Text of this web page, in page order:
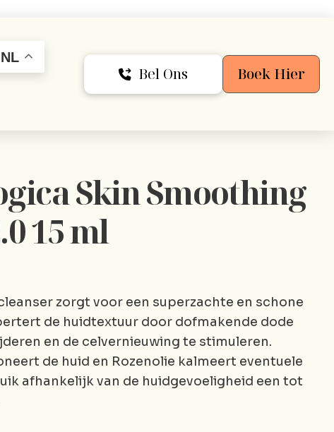
Bel Ons Boek Hier
Skin Smoothing
15 ml
zorgt voor een superzachte en schone
de huidtextuur door dofmakende dode
en de celvernieuwing te stimuleren.
de huid en Rozenolie kalmeert eventuele
afhankelijk van de huidgevoeligheid een tot
NL